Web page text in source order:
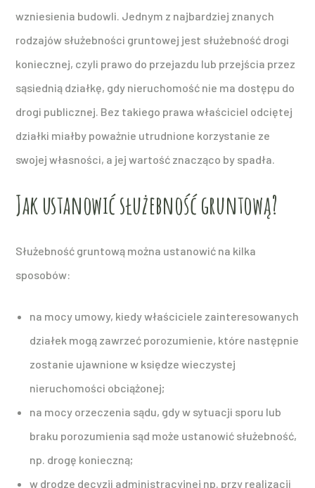
wzniesienia budowli. Jednym z najbardziej znanych
rodzajów służebności gruntowej jest służebność drogi
koniecznej, czyli prawo do przejazdu lub przejścia przez
sąsiednią działkę, gdy nieruchomość nie ma dostępu do
drogi publicznej. Bez takiego prawa właściciel odciętej
działki miałby poważnie utrudnione korzystanie ze
swojej własności, a jej wartość znacząco by spadła.
Jak ustanowić służebność gruntową?
Służebność gruntową można ustanowić na kilka
sposobów:
na mocy umowy, kiedy właściciele zainteresowanych
działek mogą zawrzeć porozumienie, które następnie
zostanie ujawnione w księdze wieczystej
nieruchomości obciążonej;
na mocy orzeczenia sądu, gdy w sytuacji sporu lub
braku porozumienia sąd może ustanowić służebność,
np. drogę konieczną;
w drodze decyzji administracyjnej np. przy realizacji